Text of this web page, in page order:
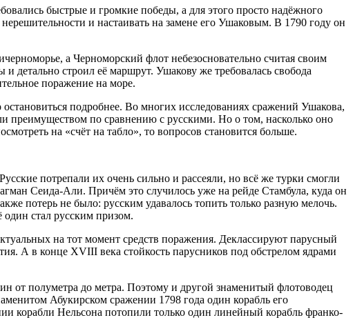
быстрые и громкие победы, а для этого просто надёжного
и настаивать на замене его Ушаковым. В 1790 году он
а Черноморский флот небезосновательно считая своим
детально строил её маршрут. Ушакову же требовалась свобода
поражение на море.
подробнее. Во многих исследованиях сражений Ушакова,
преимуществом по сравнению с русскими. Но о том, насколько оно
на «счёт на табло», то вопросов становится больше.
потрепали их очень сильно и рассеяли, но всё же турки смогли
Сеида-Али. Причём это случилось уже на рейде Стамбула, куда он
потерь не было: русским удавалось топить только разную мелочь.
стал русским призом.
на тот момент средств поражения. Деклассируют парусный
А в конце XVIII века стойкость парусников под обстрелом ядрами
от полуметра до метра. Поэтому и другой знаменитый флотоводец
Абукирском сражении 1798 года один корабль его
корабли Нельсона потопили только один линейный корабль франко-